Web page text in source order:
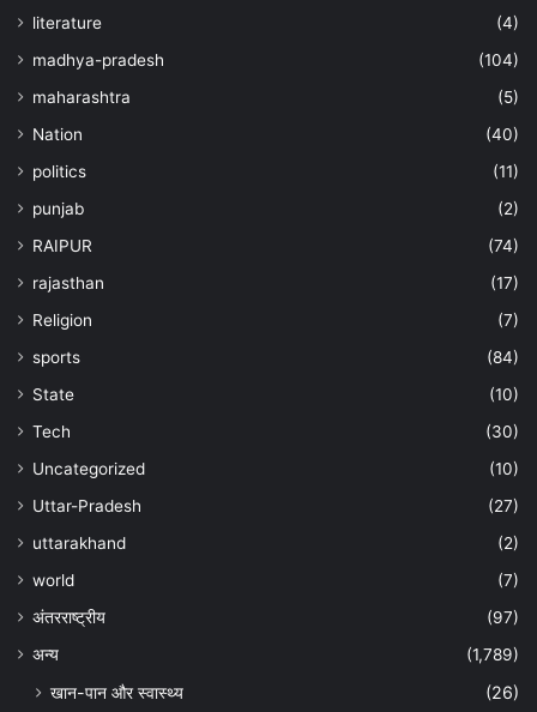
literature
(4)
madhya-pradesh
(104)
maharashtra
(5)
Nation
(40)
politics
(11)
punjab
(2)
RAIPUR
(74)
rajasthan
(17)
Religion
(7)
sports
(84)
State
(10)
Tech
(30)
Uncategorized
(10)
Uttar-Pradesh
(27)
uttarakhand
(2)
world
(7)
अंतरराष्ट्रीय
(97)
अन्‍य
(1,789)
खान-पान और स्वास्थ्य (26)